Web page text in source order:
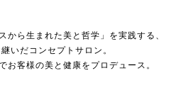
から生まれた美と哲学」を実践する、
いだコンセプトサロン。
お客様の美と健康をプロデュース。